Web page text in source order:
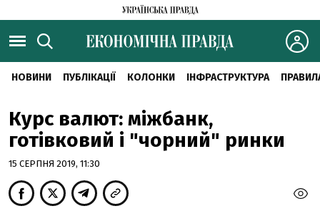
НОВИНИ ПУБЛІКАЦІЇ КОЛОНКИ ІНФРАСТРУКТУРА
Курс валют: міжбанк,
готівковий і "чорний" ринки
15 СЕРПНЯ 2019, 11:30